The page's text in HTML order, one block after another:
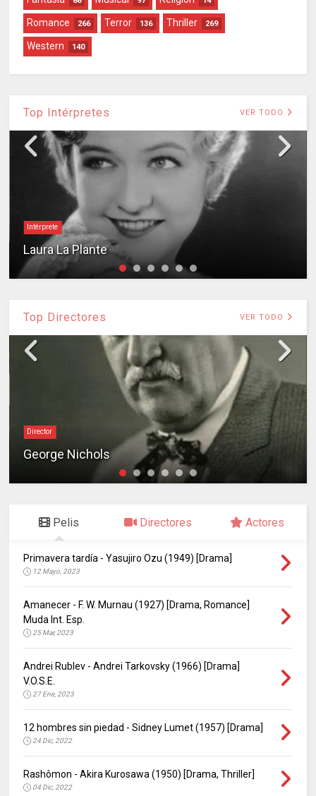
Romance 266 Terror 136 Thriller 269
Western 140
Top Intérpretes VER TODO
Intérprete
Laura La Plante
Top Directores VER TODO
Director
George Nichols
Pelis Directores Actores
Primavera tardía - Yasujiro Ozu (1949) [Drama]
12 Mayo, 2023
Amanecer - F. W. Murnau (1927) [Drama, Romance]
Muda Int. Esp.
25 Mar, 2023
Andrei Rublev - Andrei Tarkovsky (1966) [Drama]
V.O.S.E.
27 Ene, 2023
12 hombres sin piedad - Sidney Lumet (1957) [Drama]
24 Dic, 2022
Rashômon - Akira Kurosawa (1950) [Drama, Thriller]
04 Dic, 2022